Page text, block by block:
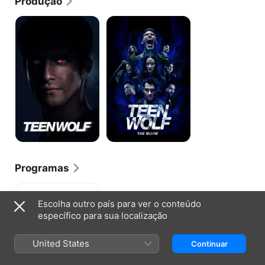
Lobo
Adolescente
Teen
Movie
Programas
Escolha outro país para ver o conteúdo
específico para sua localização
United States Continuar